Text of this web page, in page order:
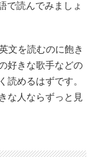
で読んでみましょ
文を読むのに飽き
好きな歌手などの
読めるはずです。
な人ならずっと見